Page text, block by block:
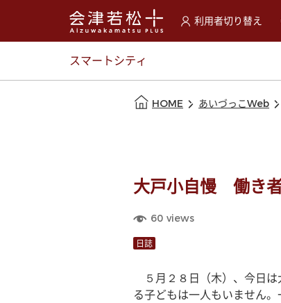
利用者切り替え
選択すると利用者
スマートシティ
HOME あいづっこWeb
大戸小自慢 働き
60 views
日誌
５月２８日（木）、今日は
る子どもは一人もいません